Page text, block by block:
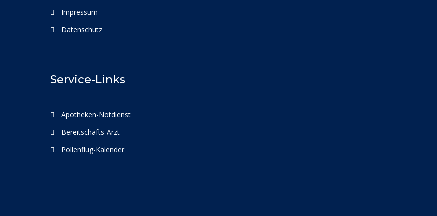
Impressum
Datenschutz
Service-Links
Apotheken-Notdienst
Bereitschafts-Arzt
Pollenflug-Kalender